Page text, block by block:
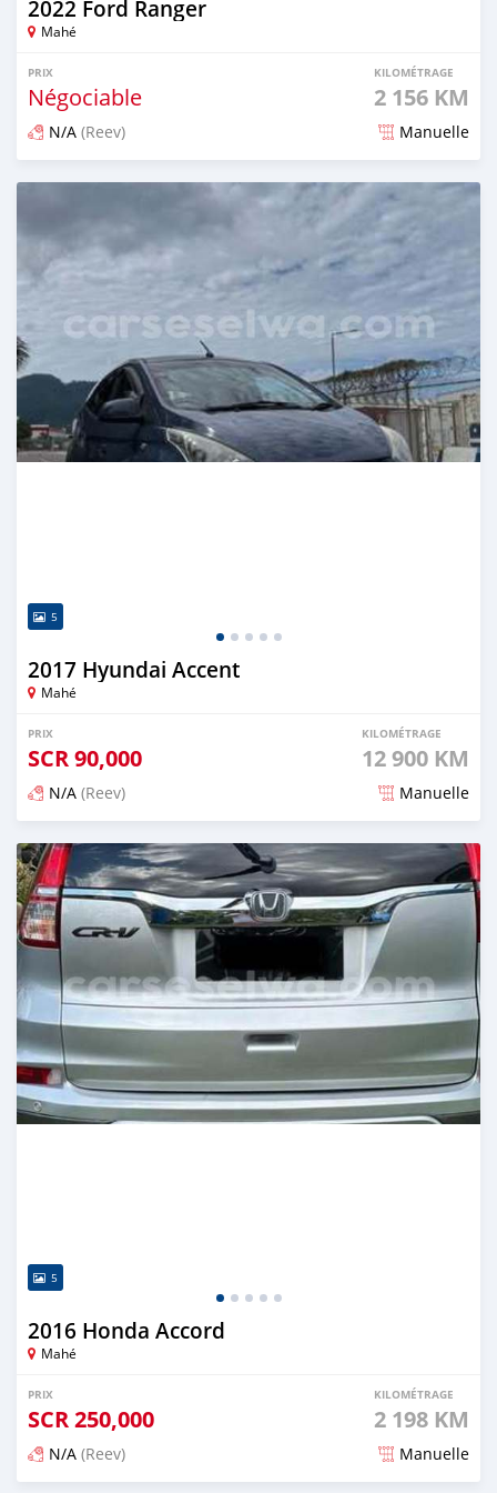
2022 Ford Ranger
Mahé
PRIX
Négociable
KILOMÉTRAGE
2 156 KM
N/A (Reev) Manuelle
Publié il y a 4 mois
5
2017 Hyundai Accent
Mahé
PRIX
SCR90,000
KILOMÉTRAGE
12 900 KM
N/A (Reev) Manuelle
Publié il y a 5 mois
5
2016 Honda Accord
Mahé
PRIX
SCR250,000
KILOMÉTRAGE
2 198 KM
N/A (Reev) Manuelle